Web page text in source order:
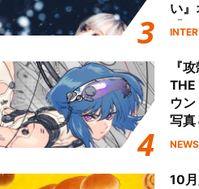
い
「
『
THE
ウ
写真
NEWS
10